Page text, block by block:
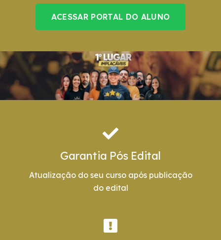
ACESSAR PORTAL DO ALUNO
Garantia Pós Edital
Atualização do seu curso após publicação
do edital